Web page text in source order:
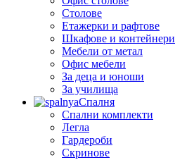
Столове
Етажерки и рафтове
Шкафове и контейнери
Мебели от метал
Офис мебели
За деца и юноши
За училища
Спалня
Спални комплекти
Легла
Гардероби
Скринове